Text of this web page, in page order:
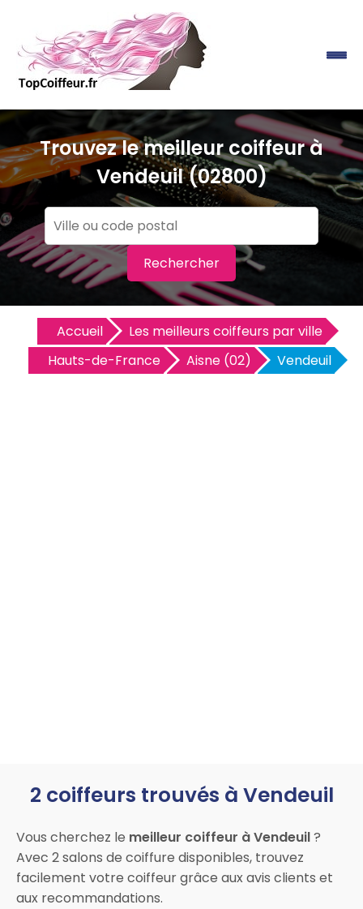
Trouvez le meilleur coiffeur à
Vendeuil (02800)
Rechercher
Accueil
Les meilleurs coiffeurs par ville
Hauts-de-France
Aisne (02) Vendeuil
2 coiffeurs trouvés à Vendeuil
Vous cherchez le meilleur coiffeur à Vendeuil?
Avec 2 salons de coiffure disponibles, trouvez
facilement votre coiffeur grâce aux avis clients et
aux recommandations.